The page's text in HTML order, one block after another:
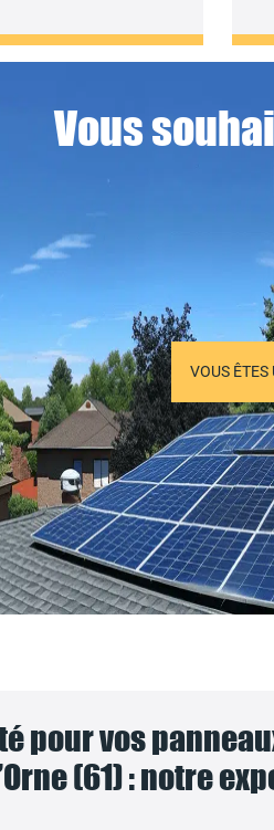
Vous
VOUS ÊTES
pour vos
(61) : notre